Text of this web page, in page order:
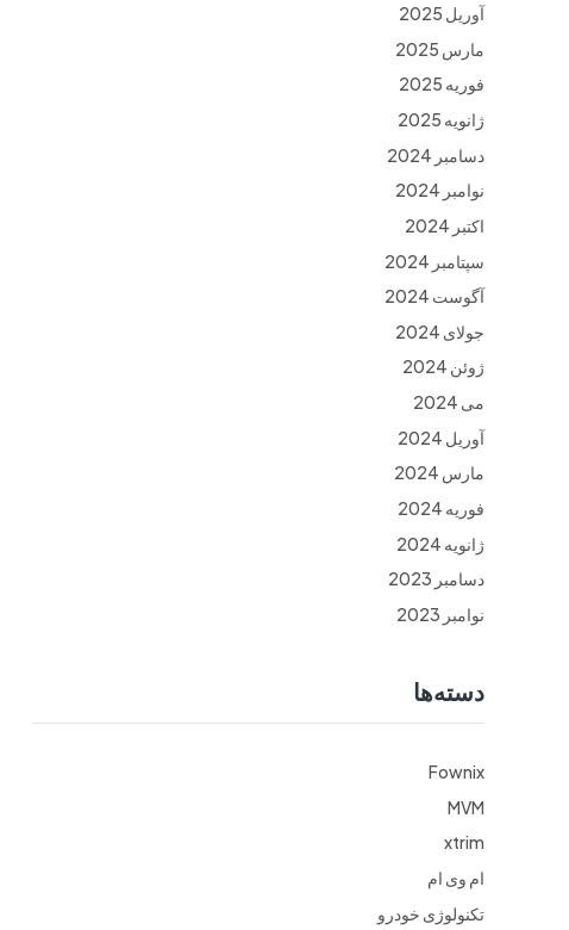
آوریل 2025
مارس 2025
فوریه 2025
ژانویه 2025
دسامبر 2024
نوامبر 2024
اکتبر 2024
سپتامبر 2024
آگوست 2024
جولای 2024
ژوئن 2024
می 2024
آوریل 2024
مارس 2024
فوریه 2024
ژانویه 2024
دسامبر 2023
نوامبر 2023
دسته‌ها
Fownix
MVM
xtrim
ام وی ام
تکنولوژی خودرو